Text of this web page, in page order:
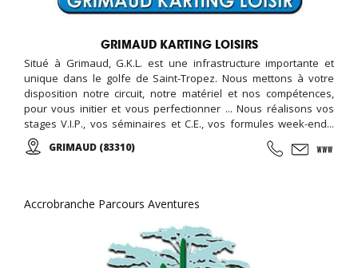
GRIMAUD KARTING LOISIRS
Situé à Grimaud, G.K.L. est une infrastructure importante et
unique dans le golfe de Saint-Tropez. Nous mettons à votre
disposition notre circuit, notre matériel et nos compétences,
pour vous initier et vous perfectionner ... Nous réalisons vos
stages V.I.P., vos séminaires et C.E., vos formules week-end...
Encadré par notre équipe de passionnés vous participerez aux
courses d'endurance, challenge, grand prix ...
GRIMAUD (83310)
Accrobranche Parcours Aventures